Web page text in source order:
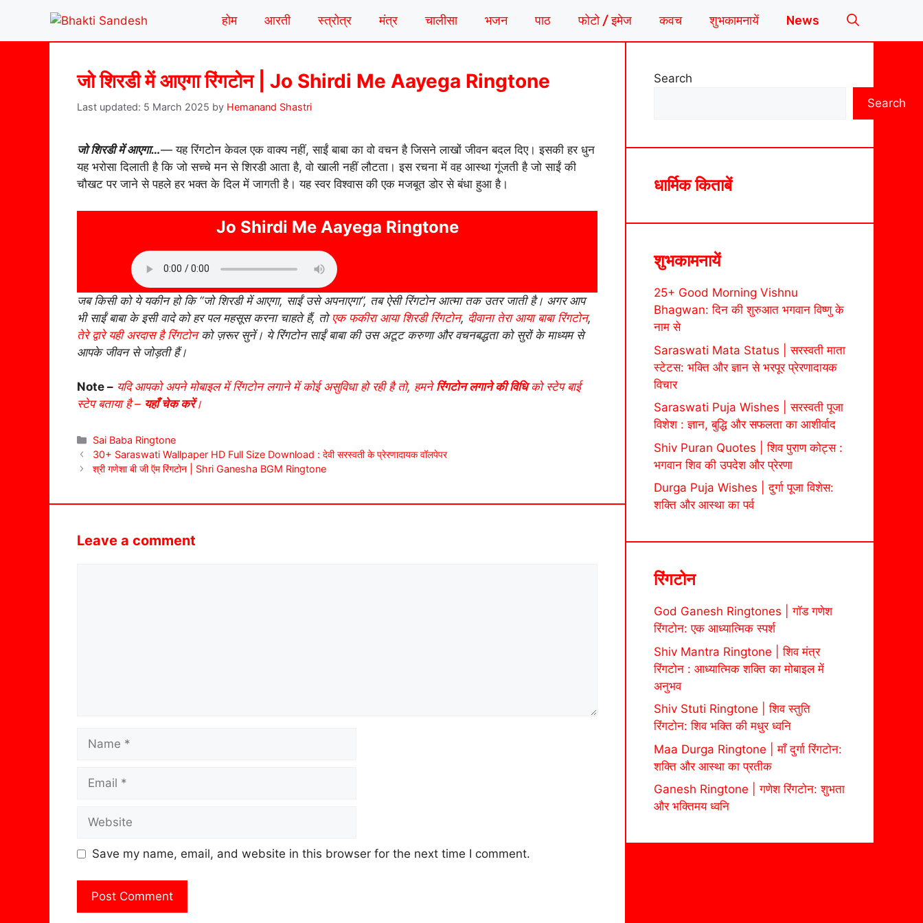
content
होम आरती स्त्रोत्र मंत्र चालीसा भजन पाठ फोटो / इमेज कवच शुभकामनायें News
जो शिरडी में आएगा रिंगटोन | Jo Shirdi Me Aayega Ringtone
5 March 2025 by Hemanand Shastri
जो शिरडी में आएगा…— यह रिंगटोन केवल एक वाक्य नहीं, साईं बाबा का वो वचन है जिसने लाखों जीवन बदल दिए। इसकी हर धुन
यह भरोसा दिलाती है कि जो सच्चे मन से शिरडी आता है, वो खाली नहीं लौटता। इस रचना में वह आस्था गूंजती है जो साईं की
चौखट पर जाने से पहले हर भक्त के दिल में जागती है। यह स्वर विश्वास की एक मजबूत डोर से बंधा हुआ है।
Jo Shirdi Me Aayega Ringtone
जब किसी को ये यकीन हो कि “जो शिरडी में आएगा, साईं उसे अपनाएगा”, तब ऐसी रिंगटोन आत्मा तक उतर जाती है। अगर आप
भी साईं बाबा के इसी वादे को हर पल महसूस करना चाहते हैं, तोएक फकीरा आया शिरडी रिंगटोन, दीवाना तेरा आया बाबा रिंगटोन,
तेरे द्वारे यही अरदास है रिंगटोनको ज़रूर सुनें। ये रिंगटोन साईं बाबा की उस अटूट करुणा और वचनबद्धता को सुरों के माध्यम से
आपके जीवन से जोड़ती हैं।
Note – यदि आपको अपने मोबाइल में रिंगटोन लगाने में कोई असुविधा हो रही है तो, हमनेरिंगटोन लगाने की विधिको स्टेप बाई
स्टेप बताया है – यहाँ चेक करें।
Categories
Sai Baba Ringtone
30+ Saraswati Wallpaper HD Full Size Download : देवी सरस्वती के प्रेरणादायक वॉलपेपर
श्री गणेशा बी जी ऍम रिंगटोन | Shri Ganesha BGM Ringtone
Leave a comment
Name
Email
Website
Save my name, email, and website in this browser for the next time I comment.
Search
Search
धार्मिक किताबें
शुभकामनायें
25+ Good Morning Vishnu
Bhagwan: दिन की शुरुआत भगवान विष्णु के
नाम से
Saraswati Mata Status | सरस्वती माता
स्टेटस: भक्ति और ज्ञान से भरपूर प्रेरणादायक
विचार
Saraswati Puja Wishes | सरस्वती पूजा
विशेश : ज्ञान, बुद्धि और सफलता का आशीर्वाद
Shiv Puran Quotes | शिव पुराण कोट्स :
भगवान शिव की उपदेश और प्रेरणा
Durga Puja Wishes | दुर्गा पूजा विशेस:
शक्ति और आस्था का पर्व
रिंगटोन
God Ganesh Ringtones | गॉड गणेश
रिंगटोन: एक आध्यात्मिक स्पर्श
Shiv Mantra Ringtone | शिव मंत्र
रिंगटोन : आध्यात्मिक शक्ति का मोबाइल में
अनुभव
Shiv Stuti Ringtone | शिव स्तुति
रिंगटोन: शिव भक्ति की मधुर ध्वनि
Maa Durga Ringtone | माँ दुर्गा रिंगटोन:
शक्ति और आस्था का प्रतीक
Ganesh Ringtone | गणेश रिंगटोन: शुभता
और भक्तिमय ध्वनि